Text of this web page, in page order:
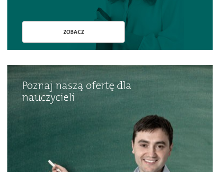
ZOBACZ
Poznaj naszą ofertę dla
nauczycieli